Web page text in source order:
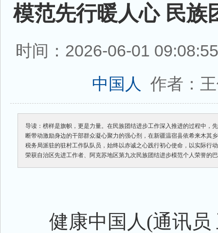
模范先行暖人心 民族
时间：2026-06-01
中国人 作者：
导读：榜样是旗帜，更是力量。在民族团结进步工作深入推进的过程中，
断带动激励身边的干部群众凝心聚力的强心剂，在新疆温宿县依希来木其
税务局派驻的驻村工作队队员，始终以赤诚之心践行初心使命，以实际行
荣获自治区先进工作者、阿克苏地区第九次民族团结进步模范个人荣誉的
健康中国人(通讯员